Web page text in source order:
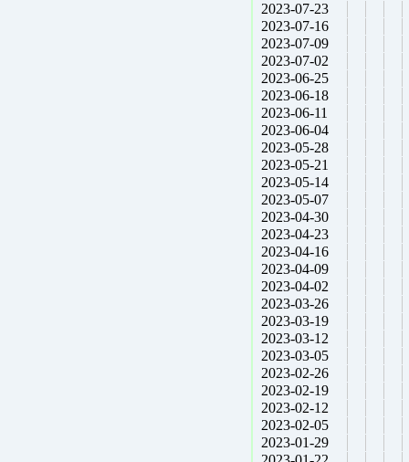
2023-07-23
2023-07-16
2023-07-09
2023-07-02
2023-06-25
2023-06-18
2023-06-11
2023-06-04
2023-05-28
2023-05-21
2023-05-14
2023-05-07
2023-04-30
2023-04-23
2023-04-16
2023-04-09
2023-04-02
2023-03-26
2023-03-19
2023-03-12
2023-03-05
2023-02-26
2023-02-19
2023-02-12
2023-02-05
2023-01-29